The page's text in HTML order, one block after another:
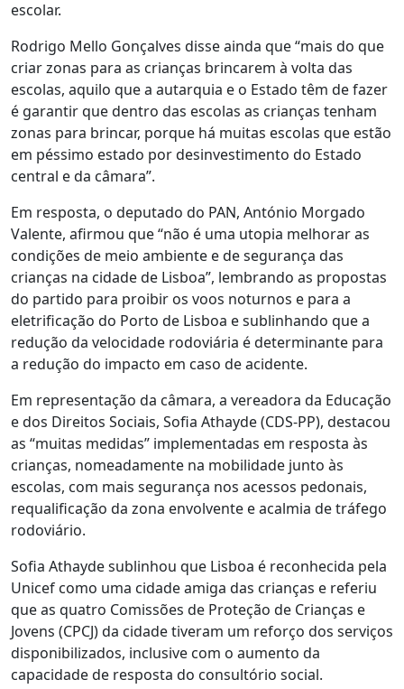
escolar.
Rodrigo Mello Gonçalves disse ainda que “mais do que
criar zonas para as crianças brincarem à volta das
escolas, aquilo que a autarquia e o Estado têm de fazer
é garantir que dentro das escolas as crianças tenham
zonas para brincar, porque há muitas escolas que estão
em péssimo estado por desinvestimento do Estado
central e da câmara”.
Em resposta, o deputado do PAN, António Morgado
Valente, afirmou que “não é uma utopia melhorar as
condições de meio ambiente e de segurança das
crianças na cidade de Lisboa”, lembrando as propostas
do partido para proibir os voos noturnos e para a
eletrificação do Porto de Lisboa e sublinhando que a
redução da velocidade rodoviária é determinante para
a redução do impacto em caso de acidente.
Em representação da câmara, a vereadora da Educação
e dos Direitos Sociais, Sofia Athayde (CDS-PP), destacou
as “muitas medidas” implementadas em resposta às
crianças, nomeadamente na mobilidade junto às
escolas, com mais segurança nos acessos pedonais,
requalificação da zona envolvente e acalmia de tráfego
rodoviário.
Sofia Athayde sublinhou que Lisboa é reconhecida pela
Unicef como uma cidade amiga das crianças e referiu
que as quatro Comissões de Proteção de Crianças e
Jovens (CPCJ) da cidade tiveram um reforço dos serviços
disponibilizados, inclusive com o aumento da
capacidade de resposta do consultório social.